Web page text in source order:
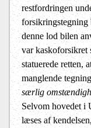
restfordringen
forsikringstegning
denne lod bilen
var kaskoforsikret
statuerede retten,
manglende
særlig
Selvom hovedet i
læses af